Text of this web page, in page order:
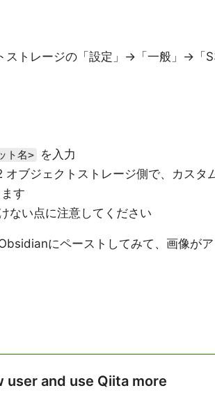
ストレージの「設定」→「一般」→「
ト名>
を入力
ブジェクトストレージ側で、カスタ
す
ない点に注意してください
にペーストしてみて、画像が
user and use Qiita more